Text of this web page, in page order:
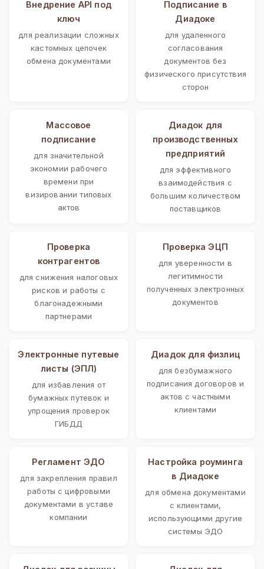
Внедрение API под
ключ
для реализации сложных
кастомных цепочек
обмена документами
Подписание в
Диадоке
для удаленного
согласования
документов без
физического присутствия
сторон
Массовое
подписание
для значительной
экономии рабочего
времени при
визировании типовых
актов
Диадок для
производственных
предприятий
для эффективного
взаимодействия с
большим количеством
поставщиков
Проверка
контрагентов
для снижения налоговых
рисков и работы с
благонадежными
партнерами
Проверка ЭЦП
для уверенности в
легитимности
полученных электронных
документов
Электронные путевые
листы (ЭПЛ)
для избавления от
бумажных путевок и
упрощения проверок
ГИБДД
Диадок для физлиц
для безбумажного
подписания договоров и
актов с частными
клиентами
Регламент ЭДО
для закрепления правил
работы с цифровыми
документами в уставе
компании
Настройка роуминга
в Диадоке
для обмена документами
с клиентами,
использующими другие
системы ЭДО